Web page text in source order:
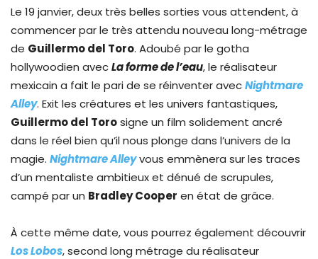
Le 19 janvier, deux très belles sorties vous attendent, à
commencer par le très attendu nouveau long-métrage
de Guillermo del Toro. Adoubé par le gotha
hollywoodien avecLa forme de l’eau, le réalisateur
mexicain a fait le pari de se réinventer avecNightmare
Alley. Exit les créatures et les univers fantastiques,
Guillermo del Torosigne un film solidement ancré
dans le réel bien qu’il nous plonge dans l’univers de la
magie. Nightmare Alleyvous emmènera sur les traces
d’un mentaliste ambitieux et dénué de scrupules,
campé par un Bradley Cooper en état de grâce.
À cette même date, vous pourrez également découvrir
Los Lobos, second long métrage du réalisateur